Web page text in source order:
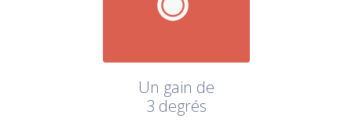
Un gain de
3 degrés